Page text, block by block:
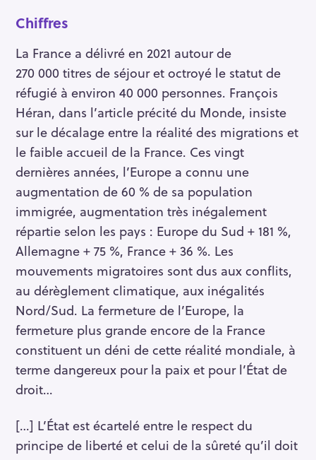
Chiffres
La France a délivré en 2021 autour de
270 000 titres de séjour et octroyé le statut de
réfugié à environ 40 000 personnes. François
Héran, dans l’article précité du Monde, insiste
sur le décalage entre la réalité des migrations et
le faible accueil de la France. Ces vingt
dernières années, l’Europe a connu une
augmentation de 60 % de sa population
immigrée, augmentation très inégalement
répartie selon les pays : Europe du Sud + 181 %,
Allemagne + 75 %, France + 36 %. Les
mouvements migratoires sont dus aux conflits,
au dérèglement climatique, aux inégalités
Nord/Sud. La fermeture de l’Europe, la
fermeture plus grande encore de la France
constituent un déni de cette réalité mondiale, à
terme dangereux pour la paix et pour l’État de
droit…
[…] L’État est écartelé entre le respect du
principe de liberté et celui de la sûreté qu’il doit